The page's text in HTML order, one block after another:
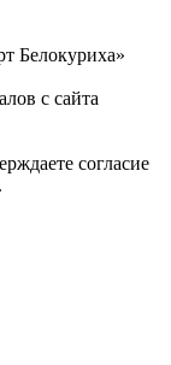
Белокуриха»
с сайта
согласие